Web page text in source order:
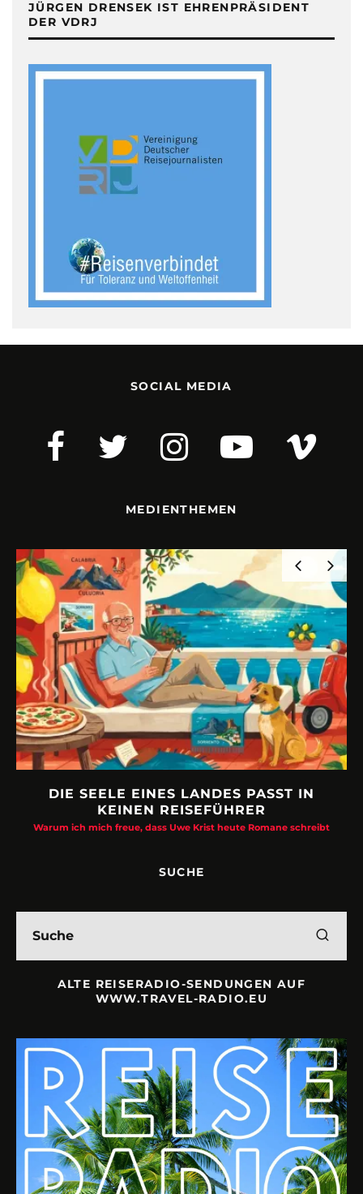
JÜRGEN DRENSEK IST EHRENPRÄSIDENT
DER VDRJ
SOCIAL MEDIA
MEDIENTHEMEN
DIE SEELE EINES LANDES PASST IN
KEINEN REISEFÜHRER
Warum ich mich freue, dass Uwe Krist heute Romane schreibt
SUCHE
ALTE REISERADIO-SENDUNGEN AUF
WWW.TRAVEL-RADIO.EU